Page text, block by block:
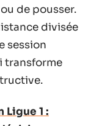
de pousser.
divisée
session
transforme
Ligue 1 :